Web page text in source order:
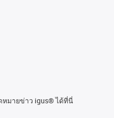
หมายข่าว igus® ได้ที่นี่